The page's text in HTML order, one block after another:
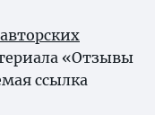
авторских
«Отзывы
ссылка